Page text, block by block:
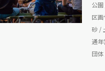
公
区
砂 /
通年
団